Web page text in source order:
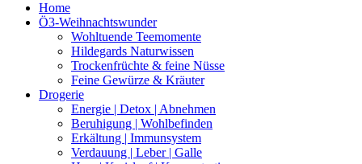
Home
Ö3-Weihnachtswunder
Wohltuende Teemomente
Hildegards Naturwissen
Trockenfrüchte & feine Nüsse
Feine Gewürze & Kräuter
Drogerie
Energie | Detox | Abnehmen
Beruhigung | Wohlbefinden
Erkältung | Immunsystem
Verdauung | Leber | Galle